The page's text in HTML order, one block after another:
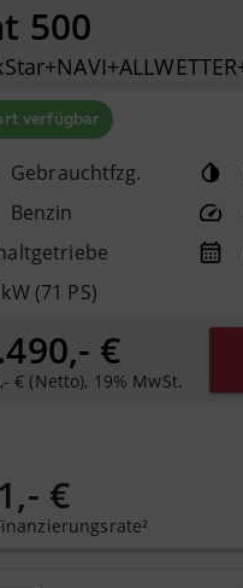
500
verfügbar
Gebrauchtfzg.
Benzin
(71 PS)
€
€ (Netto), 19% MwSt.
€